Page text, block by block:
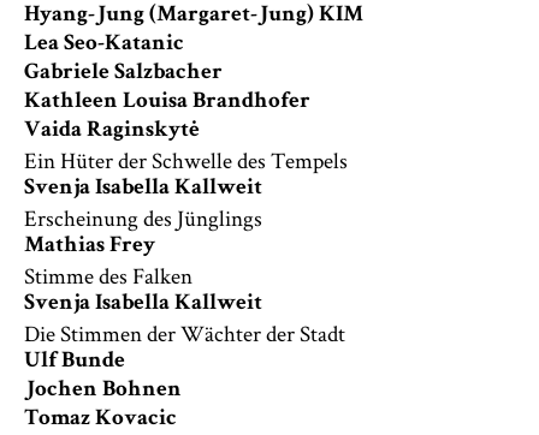
Hyang-Jung (Margaret-Jung) KIM
Lea Seo-Katanic
Gabriele Salzbacher
Kathleen Louisa Brandhofer
Vaida Raginskytė
Ein Hüter der Schwelle des Tempels
Svenja Isabella Kallweit
Erscheinung des Jünglings
Mathias Frey
Stimme des Falken
Svenja Isabella Kallweit
Die Stimmen der Wächter der Stadt
Ulf Bunde
Jochen Bohnen
Tomaz Kovacic